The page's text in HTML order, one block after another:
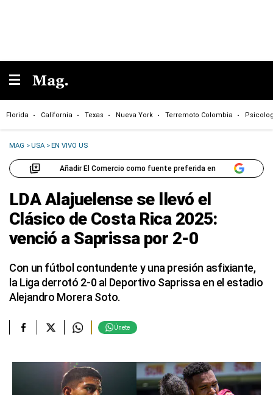
Florida California Texas Nueva York Terremoto Colombia
MAG >USA >EN VIVO US
Añadir El Comercio como fuente preferida en
LDA Alajuelense se llevó el
Clásico de Costa Rica 2025:
venció a Saprissa por 2-0
Con un fútbol contundente y una presión asfixiante,
la Liga derrotó 2-0 al Deportivo Saprissa en el estadio
Alejandro Morera Soto.
Únete